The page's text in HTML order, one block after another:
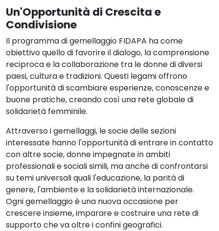
Un'Opportunità di Crescita e
Condivisione
Il programma di gemellaggio FIDAPA ha come
obiettivo quello di favorire il dialogo, la comprensione
reciproca e la collaborazione tra le donne di diversi
paesi, cultura e tradizioni. Questi legami offrono
l'opportunità di scambiare esperienze, conoscenze e
buone pratiche, creando così una rete globale di
solidarietà femminile.
Attraverso i gemellaggi, le socie delle sezioni
interessate hanno l'opportunità di entrare in contatto
con altre socie, donne impegnate in ambiti
professionali e sociali simili, ma anche di confrontarsi
su temi universali quali l'educazione, la parità di
genere, l'ambiente e la solidarietà internazionale.
Ogni gemellaggio è una nuova occasione per
crescere insieme, imparare e costruire una rete di
supporto che va oltre i confini geografici.